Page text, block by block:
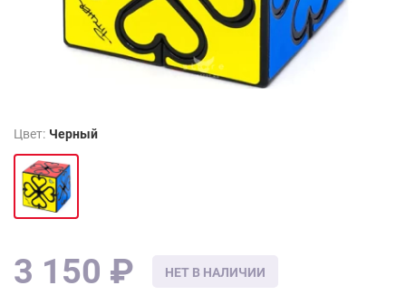
Цвет: Черный
НЕТ В НАЛИЧИИ
3 150 ₽